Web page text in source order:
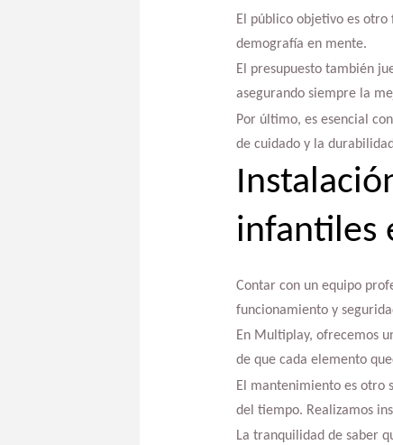
El público objetivo es
demografía en mente.
El presupuesto también
asegurando siempre la
Por último, es esencial
de cuidado y la
infantiles
Contar con un equipo
funcionamiento y
En Multiplay, ofrecemos
de que cada elemento
El mantenimiento es otro
del tiempo. Realizamos
La tranquilidad de saber